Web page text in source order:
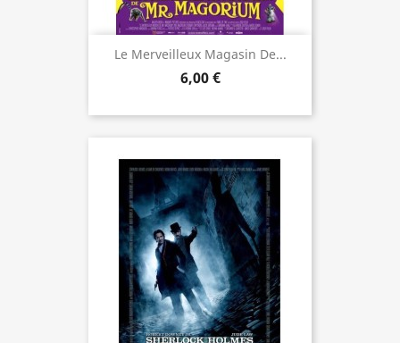
Le Merveilleux Magasin De...
6,00 €